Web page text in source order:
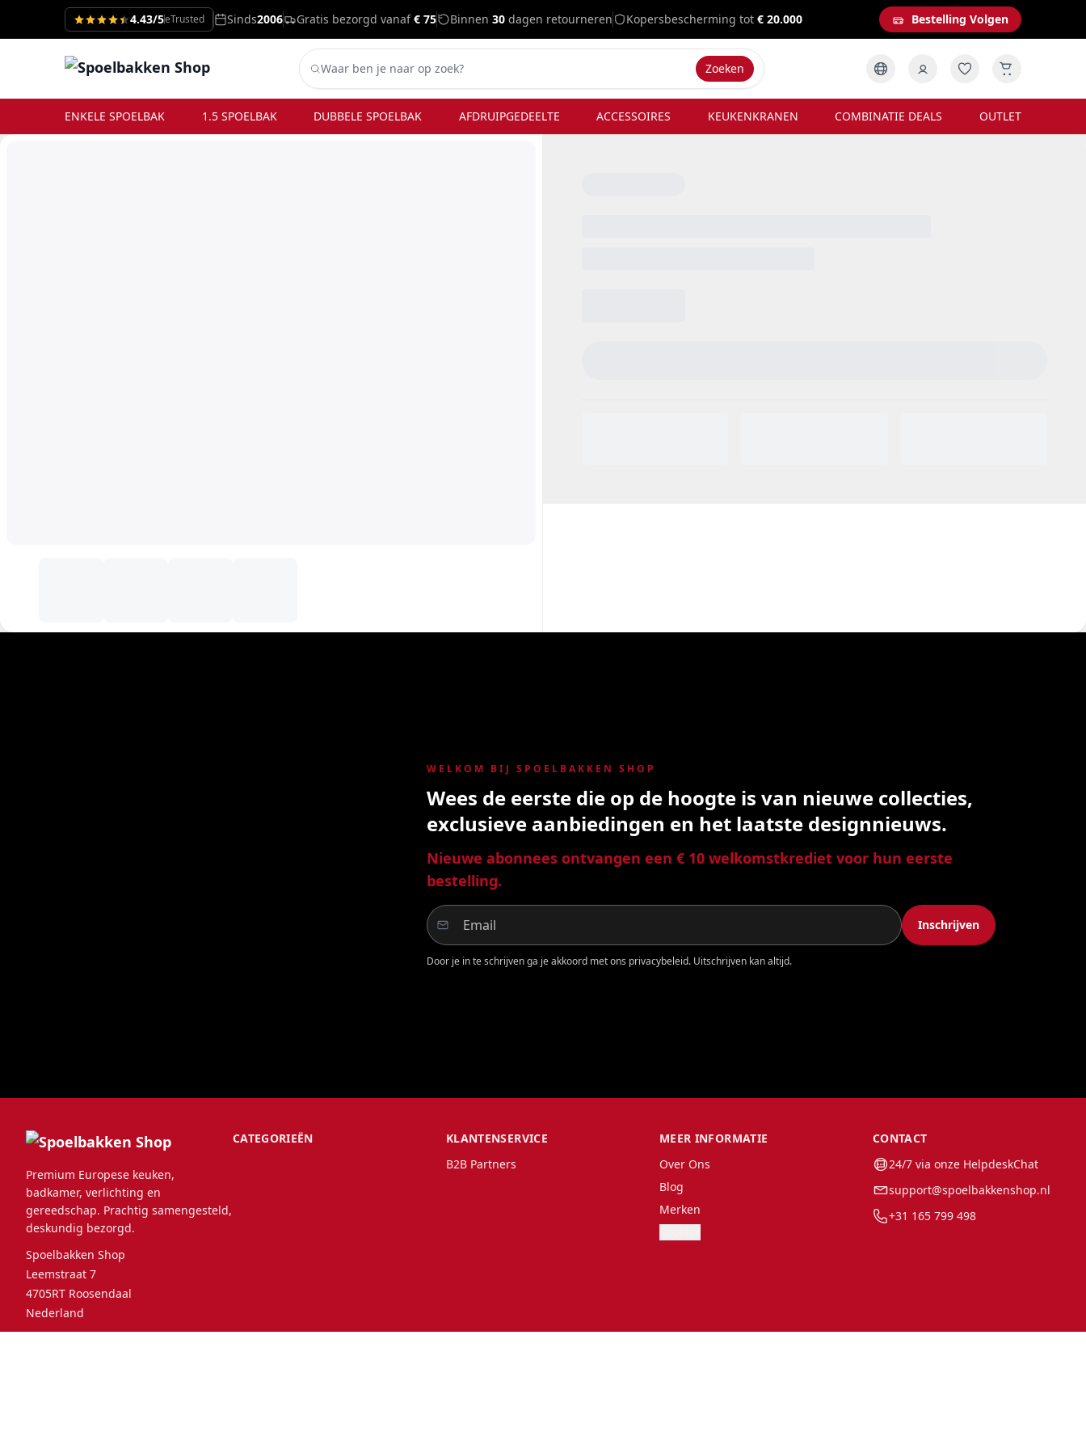
4.43/5eTrusted Sinds2006 Gratis bezorgd vanaf€ 75 Binnen 30 dagen retourneren Kopersbescherming tot € 20.000 Bestelling Volgen
Zoeken
ENKELE SPOELBAK 1.5 SPOELBAK DUBBELE SPOELBAK AFDRUIPGEDEELTE ACCESSOIRES KEUKENKRANEN COMBINATIE DEALS OUTLET
WELKOM BIJ SPOELBAKKEN SHOP
Wees de eerste die op de hoogte is van nieuwe collecties,
exclusieve aanbiedingen en het laatste designnieuws.
Nieuwe abonnees ontvangen een € 10 welkomstkrediet voor hun eerste
bestelling.
Inschrijven
Door je in te schrijven ga je akkoord met ons privacybeleid. Uitschrijven kan altijd.
Premium Europese keuken,
badkamer, verlichting en
gereedschap. Prachtig samengesteld,
deskundig bezorgd.
Spoelbakken Shop
Leemstraat 7
4705RT Roosendaal
Nederland
CATEGORIEËN
KLANTENSERVICE
B2B Partners
MEER INFORMATIE
Over Ons
Blog
Merken
CONTACT
24/7 via onze HelpdeskChat
support@spoelbakkenshop.nl
+31 165 799 498